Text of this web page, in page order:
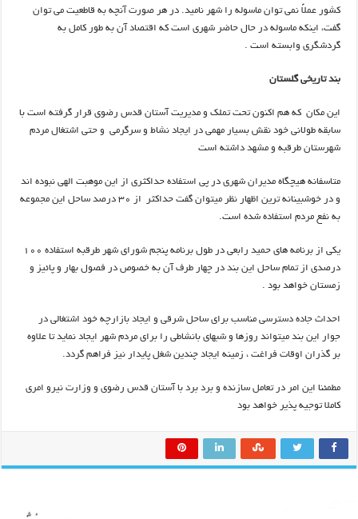
کشور عملاً نمی توان ماسوله را شهر نامید. در هر صورت آنچه به قاطعیت می توان
گفت، اینکه ماسوله در حال حاضر شهری است که اقتصاد آن به طور کامل به
گردشگری وابسته است .
بند تاریخی گلستان
این مکان که هم اکنون تحت تملک و مدیریت آستان قدس رضوی قرار گرفته است با
سابقه طولانی خود نقش بسیار مهمی در ایجاد نشاط و سرگرمی و حتی اشتغال مردم
شهرستان طرقبه و مشهد داشته است
متاسفانه هیچگاه مدیران شهری در پی استفاده حداکثری از این موهبت الهی نبوده اند
و در خوشبینانه ترین اظهار نظر میتوان گفت حداکثر از ۳۰ درصد ساحل این مجموعه
به نفع مردم استفاده شده است.
یکی از برنامه های حمید رابعی در طول برنامه پنجم شورای شهر طرقبه استفاده ۱۰۰
درصدی از تمام ساحل این بند در چهار طرف آن به خصوص در فصول بهار و پائیز و
زمستان خواهد بود .
احداث جاده دسترسی مناسب برای ساحل شرقی و ایجاد بازارچه خود اشتغالی در
جوار این بند میتواند روزها و شبهای بانشاطی را برای مردم شهر ایجاد نماید تا علاوه
بر گذران اوقات فراغت ، زمینه ایجاد چندین شغل پایدار نیز فراهم گردد.
مطمئنا این امر در تعامل سازنده و برد برد با آستان قدس رضوی و وزارت نیرو امری
کاملا توجیه پذیر خواهد بود